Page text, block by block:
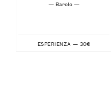
— Barolo —
ESPERIENZA — 30€